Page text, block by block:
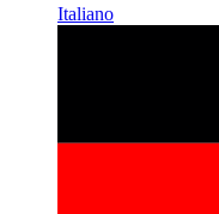
Italiano